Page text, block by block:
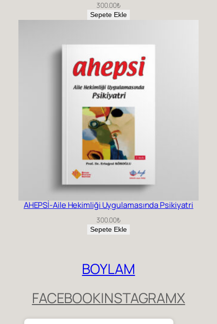
300.00₺
Sepete Ekle
AHEPSİ-Aile Hekimliği Uygulamasında Psikiyatri
300.00₺
Sepete Ekle
BOYLAM
FACEBOOKINSTAGRAMX